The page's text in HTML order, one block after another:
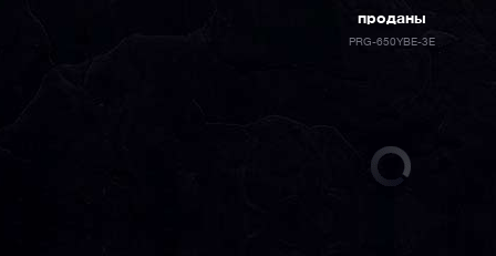
проданы
PRG-650YBE-3E